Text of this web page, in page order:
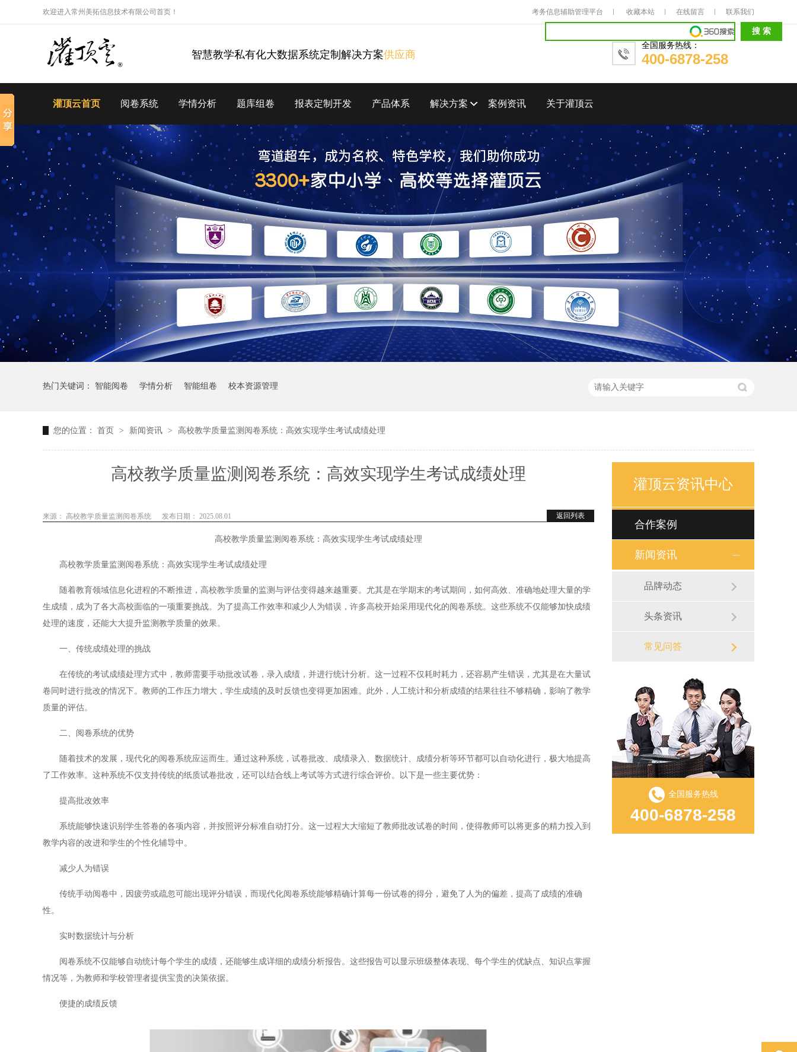
考务信息辅助管理平台 收藏本站 在线留言 联系我们
欢迎进入常州美拓信息技术有限公司首页！
智慧教学私有化大数据系统定制解决方案供应商
全国服务热线：
400-6878-258
灌顶云首页 阅卷系统 学情分析 题库组卷 报表定制开发 产品体系 解决方案 案例资讯 关于灌顶云
热门关键词： 智能阅卷 学情分析 智能组卷 校本资源管理
您的位置： 首页 > 新闻资讯 > 高校教学质量监测阅卷系统：高效实现学生考试成绩处理
高校教学质量监测阅卷系统：高效实现学生考试成绩处理
返回列表
来源： 高校教学质量监测阅卷系统 发布日期： 2025.08.01
高校教学质量监测阅卷系统：高效实现学生考试成绩处理
高校教学质量监测阅卷系统：高效实现学生考试成绩处理
随着教育领域信息化进程的不断推进，高校教学质量的监测与评估变得越来越重要。尤其是在学期末的考试期间，如何高效、准确地处理大量的学
生成绩，成为了各大高校面临的一项重要挑战。为了提高工作效率和减少人为错误，许多高校开始采用现代化的阅卷系统。这些系统不仅能够加快成绩
处理的速度，还能大大提升监测教学质量的效果。
一、传统成绩处理的挑战
在传统的考试成绩处理方式中，教师需要手动批改试卷，录入成绩，并进行统计分析。这一过程不仅耗时耗力，还容易产生错误，尤其是在大量试
卷同时进行批改的情况下。教师的工作压力增大，学生成绩的及时反馈也变得更加困难。此外，人工统计和分析成绩的结果往往不够精确，影响了教学
质量的评估。
二、阅卷系统的优势
随着技术的发展，现代化的阅卷系统应运而生。通过这种系统，试卷批改、成绩录入、数据统计、成绩分析等环节都可以自动化进行，极大地提高
了工作效率。这种系统不仅支持传统的纸质试卷批改，还可以结合线上考试等方式进行综合评价。以下是一些主要优势：
提高批改效率
系统能够快速识别学生答卷的各项内容，并按照评分标准自动打分。这一过程大大缩短了教师批改试卷的时间，使得教师可以将更多的精力投入到
教学内容的改进和学生的个性化辅导中。
减少人为错误
传统手动阅卷中，因疲劳或疏忽可能出现评分错误，而现代化阅卷系统能够精确计算每一份试卷的得分，避免了人为的偏差，提高了成绩的准确
性。
实时数据统计与分析
阅卷系统不仅能够自动统计每个学生的成绩，还能够生成详细的成绩分析报告。这些报告可以显示班级整体表现、每个学生的优缺点、知识点掌握
情况等，为教师和学校管理者提供宝贵的决策依据。
便捷的成绩反馈
灌顶云资讯中心
合作案例
新闻资讯
品牌动态
头条资讯
常见问答
全国服务热线
400-6878-258